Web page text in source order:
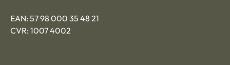
EAN: 57 98 000 35 48 21
CVR: 1007 4002